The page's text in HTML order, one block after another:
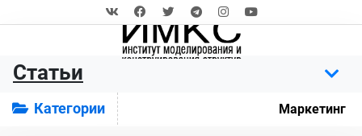
Статьи
Категории Маркетинг